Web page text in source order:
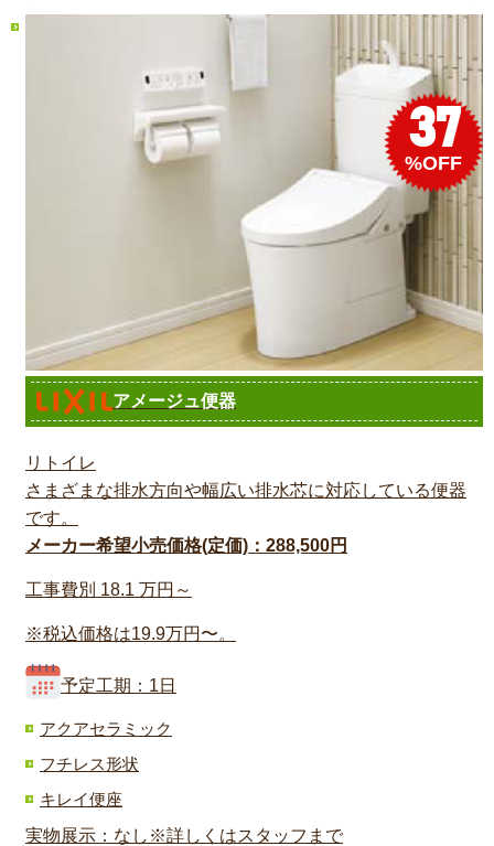
37
%OFF
アメージュ便器
リトイレ
さまざまな排水方向や幅広い排水芯に対応している便器
です。
メーカー希望小売価格(定価)：288,500円
工事費別 18.1 万円～
※税込価格は19.9万円〜。
予定工期：1日
アクアセラミック
フチレス形状
キレイ便座
実物展示：なし※詳しくはスタッフまで